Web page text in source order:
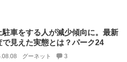
駐車をする人が減少傾向に。最新
で見えた実態とは？パーク24
グーネット 3